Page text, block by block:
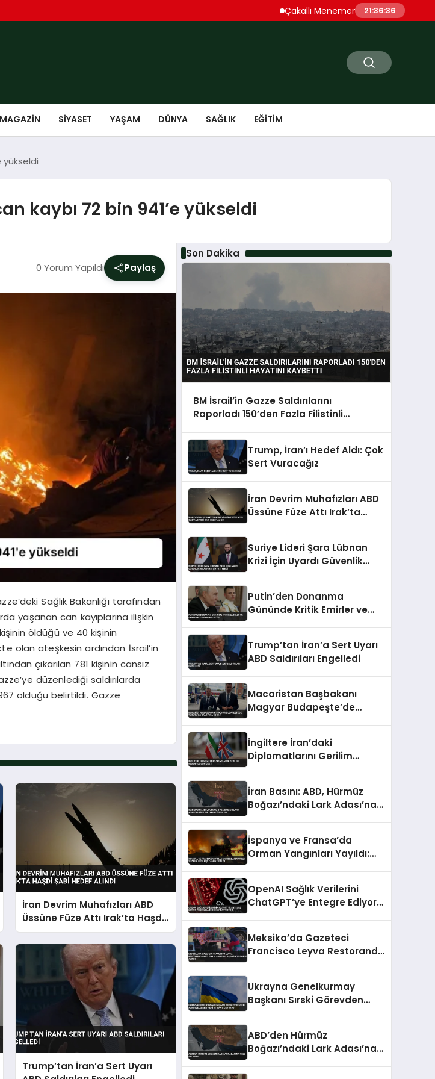
Çakallı Menemeni Denince Öne Çıkan
21:36:37
MAGAZIN SIYASET YAŞAM DÜNYA SAĞLIK EĞITIM
yükseldi
kaybı 72 bin 941’e yükseldi
0 Yorum Yapıldı Paylaş
Sağlık Bakanlığı tarafından
yaşanan can kayıplarına ilişkin
öldüğü ve 40 kişinin
olan ateşkesin ardından İsrail’in
çıkarılan 781 kişinin cansız
düzenlediği saldırılarda
967 olduğu belirtildi. Gazze
İran Devrim Muhafızları ABD
Üssüne Füze Attı Irak’ta Haşdi
Şabi Hedef Alındı
Trump’tan İran’a Sert Uyarı
Son Dakika
BM İsrail’in Gazze Saldırılarını
Raporladı 150’den Fazla Filistinli
Trump, İran’ı Hedef Aldı: Çok
Sert Vuracağız
İran Devrim Muhafızları ABD
Üssüne Füze Attı Irak’ta
Suriye Lideri Şara Lübnan
Krizi İçin Uyardı Güvenlik
Putin’den Donanma
Gününde Kritik Emirler ve
Trump’tan İran’a Sert Uyarı
ABD Saldırıları Engelledi
Macaristan Başbakanı
Magyar Budapeşte’de
İngiltere İran’daki
Diplomatlarını Gerilim
İran Basını: ABD, Hürmüz
Boğazı’ndaki Lark Adası’na
İspanya ve Fransa’da
Orman Yangınları Yayıldı:
OpenAI Sağlık Verilerini
ChatGPT’ye Entegre Ediyor
Meksika’da Gazeteci
Francisco Leyva Restoranda
Ukrayna Genelkurmay
Başkanı Sırski Görevden
ABD’den Hürmüz
Boğazı’ndaki Lark Adası’na